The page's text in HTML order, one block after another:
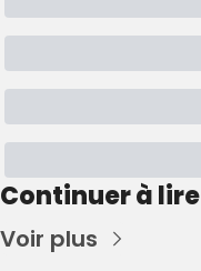
Continuer à lire
Voir plus